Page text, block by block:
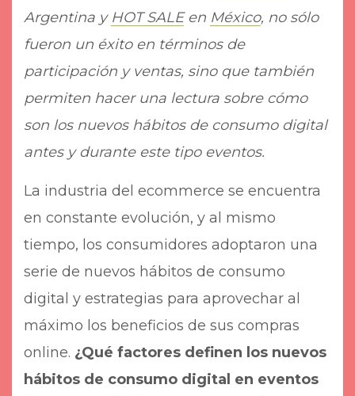
Argentina y HOT SALEen México, no sólo
fueron un éxito en términos de
participación y ventas, sino que también
permiten hacer una lectura sobre cómo
son los nuevos hábitos de consumo digital
antes y durante este tipo eventos.
La industria del ecommerce se encuentra
en constante evolución, y al mismo
tiempo, los consumidores adoptaron una
serie de nuevos hábitos de consumo
digital y estrategias para aprovechar al
máximo los beneficios de sus compras
online. ¿Qué factores definen los nuevos
hábitos de consumo digital en eventos